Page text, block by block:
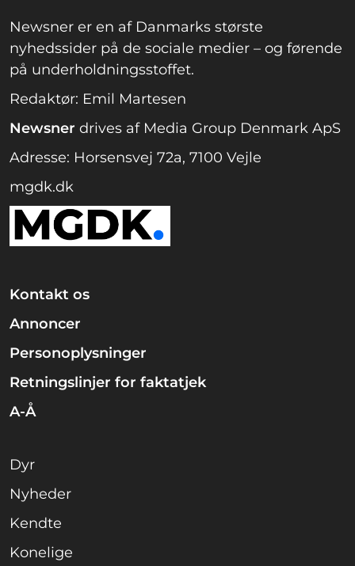
Newsner er en af Danmarks største
nyhedssider på de sociale medier – og førende
på underholdningsstoffet.
Redaktør: Emil Martesen
Newsner drives af Media Group Denmark ApS
Adresse: Horsensvej 72a, 7100 Vejle
mgdk.dk
Kontakt os
Annoncer
Personoplysninger
Retningslinjer for faktatjek
A-Å
Dyr
Nyheder
Kendte
Konelige